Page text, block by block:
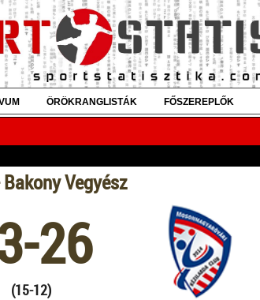
ÖRÖKRANGLISTÁK FŐSZEREPLŐK
Bakony Vegyész
26
(15-12)